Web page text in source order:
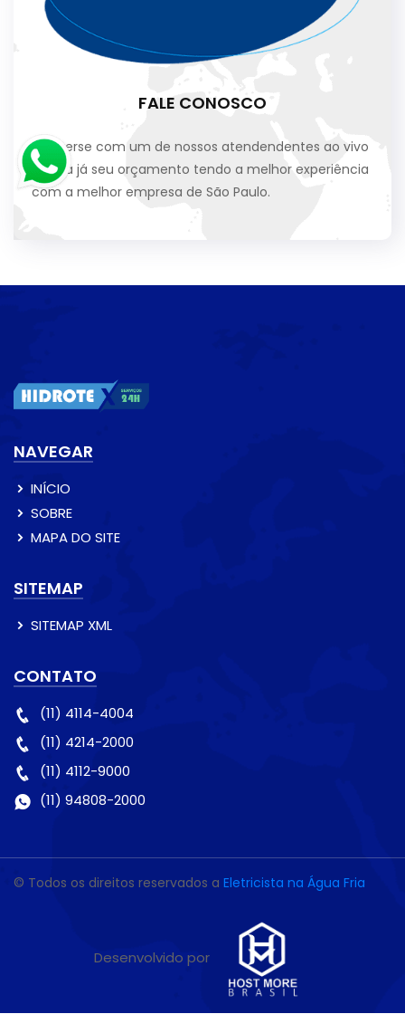
FALE CONOSCO
Converse com um de nossos atendendentes ao vivo
e faça já seu orçamento tendo a melhor experiência
com a melhor empresa de São Paulo.
NAVEGAR
INÍCIO
SOBRE
MAPA DO SITE
SITEMAP
SITEMAP XML
CONTATO
(11) 4114-4004
(11) 4214-2000
(11) 4112-9000
(11) 94808-2000
© Todos os direitos reservados a Eletricista na Água Fria
Desenvolvido por